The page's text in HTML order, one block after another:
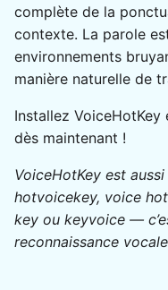
complète de la
contexte. La parole
environnements
manière naturelle de
Installez
dès maintenant !
VoiceHotKey est
hotvoicekey, voice
key ou keyvoice —
reconnaissance